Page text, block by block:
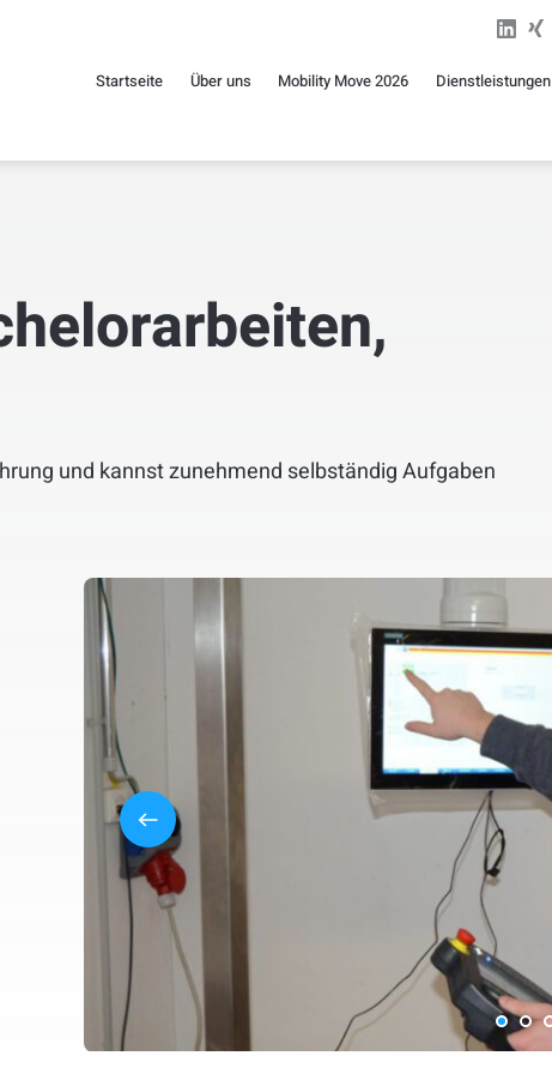
Startseite Über uns Mobility Move 2026 Dienstleistungen
und kannst zunehmend selbständig Aufgaben